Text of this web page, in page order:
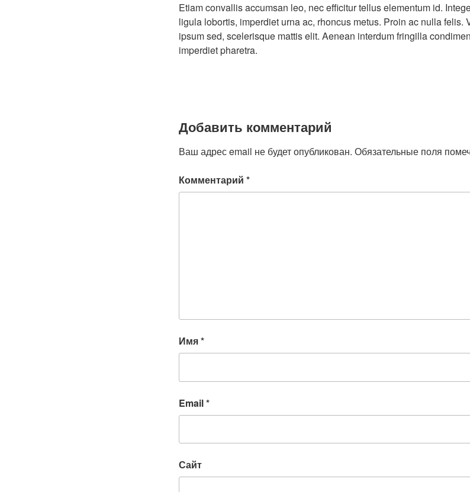
Etiam convallis accumsan leo, nec efficitur tellus elementum id.
ligula lobortis, imperdiet urna ac, rhoncus metus. Proin ac nulla felis.
ipsum sed, scelerisque mattis elit. Aenean interdum fringilla
imperdiet pharetra.
Добавить комментарий
Ваш адрес email не будет опубликован. Обязательные поля
Комментарий *
Имя*
Email*
Сайт